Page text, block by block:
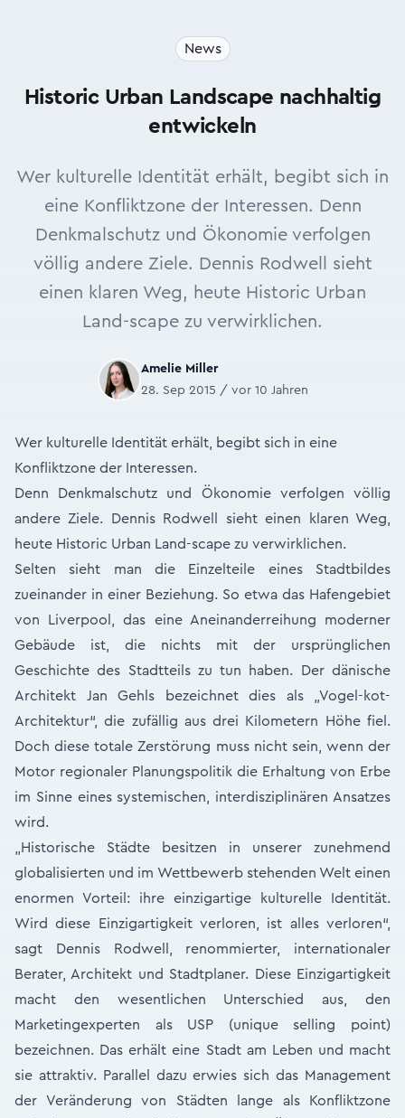
News
Historic Urban Landscape nachhaltig
entwickeln
Wer kulturelle Identität erhält, begibt sich in
eine Konfliktzone der Interessen. Denn
Denkmalschutz und Ökonomie verfolgen
völlig andere Ziele. Dennis Rodwell sieht
einen klaren Weg, heute Historic Urban
Land-scape zu verwirklichen.
Amelie Miller
28. Sep 2015 / vor 10 Jahren
Wer kulturelle Identität erhält, begibt sich in eine
Konfliktzone der Interessen.
Denn Denkmalschutz und Ökonomie verfolgen völlig
andere Ziele. Dennis Rodwell sieht einen klaren Weg,
heute Historic Urban Land-scape zu verwirklichen.
Selten sieht man die Einzelteile eines Stadtbildes
zueinander in einer Beziehung. So etwa das Hafengebiet
von Liverpool, das eine Aneinanderreihung moderner
Gebäude ist, die nichts mit der ursprünglichen
Geschichte des Stadtteils zu tun haben. Der dänische
Architekt Jan Gehls bezeichnet dies als „Vogel-kot-
Architektur“, die zufällig aus drei Kilometern Höhe fiel.
Doch diese totale Zerstörung muss nicht sein, wenn der
Motor regionaler Planungspolitik die Erhaltung von Erbe
im Sinne eines systemischen, interdisziplinären Ansatzes
wird.
„Historische Städte besitzen in unserer zunehmend
globalisierten und im Wettbewerb stehenden Welt einen
enormen Vorteil: ihre einzigartige kulturelle Identität.
Wird diese Einzigartigkeit verloren, ist alles verloren“,
sagt Dennis Rodwell, renommierter, internationaler
Berater, Architekt und Stadtplaner. Diese Einzigartigkeit
macht den wesentlichen Unterschied aus, den
Marketingexperten als USP (unique selling point)
bezeichnen. Das erhält eine Stadt am Leben und macht
sie attraktiv. Parallel dazu erwies sich das Management
der Veränderung von Städten lange als Konfliktzone